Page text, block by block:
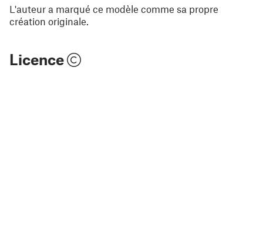
L'auteur a marqué ce modèle comme sa propre
création originale.
Licence